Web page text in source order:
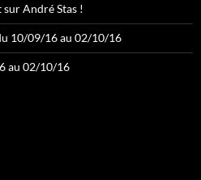
sur André Stas !
10/09/16 au 02/10/16
au 02/10/16